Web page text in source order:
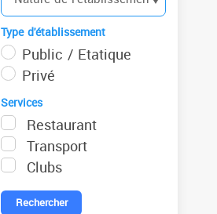
Type d'établissement
Public / Etatique
Privé
Services
Restaurant
Transport
Clubs
Rechercher